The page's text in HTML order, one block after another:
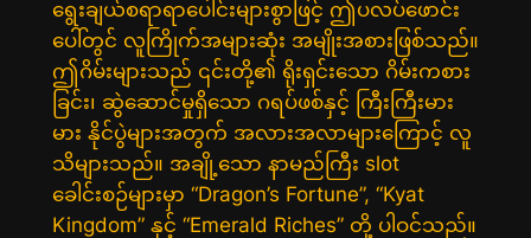
ရွေးချယ်စရာရာပေါင်းများစွာဖြင့် ဤပလပ်ဖောင်း
ပေါ်တွင် လူကြိုက်အများဆုံး အမျိုးအစားဖြစ်သည်။
ဤဂိမ်းများသည် ၎င်းတို့၏ ရိုးရှင်းသော ဂိမ်းကစား
ခြင်း၊ ဆွဲဆောင်မှုရှိသော ဂရပ်ဖစ်နှင့် ကြီးကြီးမား
မား နိုင်ပွဲများအတွက် အလားအလာများကြောင့် လူ
သိများသည်။ အချို့သော နာမည်ကြီး slot
ခေါင်းစဉ်များမှာ “Dragon’s Fortune”, “Kyat
Kingdom” နှင့် “Emerald Riches” တို့ ပါဝင်သည်။